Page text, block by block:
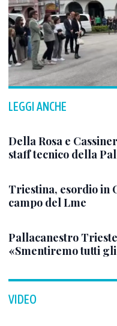
LEGGI ANCHE
Della Rosa e
staff tecnico della
Triestina, esordio in
campo del Lme
Pallacanestro
«Smentiremo tutti
VIDEO